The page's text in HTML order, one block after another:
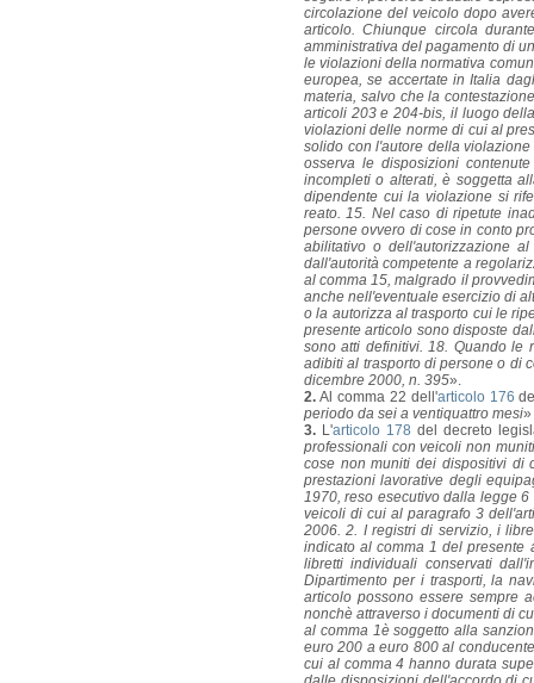
circolazione del veicolo dopo
articolo. Chiunque circola
amministrativa del pagamento di
le violazioni della normativa
europea, se accertate in Italia
materia, salvo che la
articoli 203 e 204-bis, il luogo
violazioni delle norme di cui al
solido con l'autore della
osserva le disposizioni
incompleti o alterati, è soggetta
dipendente cui la violazione si
reato. 15. Nel caso di ripetute
persone ovvero di cose in conto
abilitativo o dell'autorizzazione
dall'autorità competente a
al comma 15, malgrado il
anche nell'eventuale esercizio di
o la autorizza al trasporto cui le
presente articolo sono disposte
sono atti definitivi. 18. Quando le
adibiti al trasporto di persone o di
dicembre 2000, n. 395».
2. Al comma 22 dell'articolo 176
periodo da sei a ventiquattro mesi»
3. L'articolo 178 del decreto
professionali con veicoli non
cose non muniti dei dispositivi di
prestazioni lavorative degli
1970, reso esecutivo dalla legge
veicoli di cui al paragrafo 3
2006. 2. I registri di servizio, i
indicato al comma 1 del presente
libretti individuali conservati
Dipartimento per i trasporti, la
articolo possono essere sempre
nonchè attraverso i documenti di
al comma 1è soggetto alla
euro 200 a euro 800 al
cui al comma 4 hanno durata